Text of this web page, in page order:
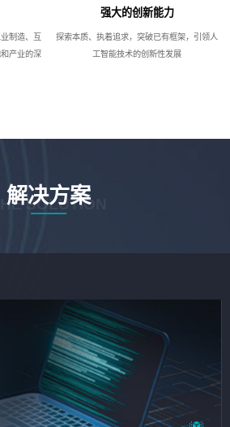
制造、互
产业的深
强大的创新能力
探索本质、执着追求，突破已有框架，引领人
工智能技术的创新性发展
解决方案
SOLUTION